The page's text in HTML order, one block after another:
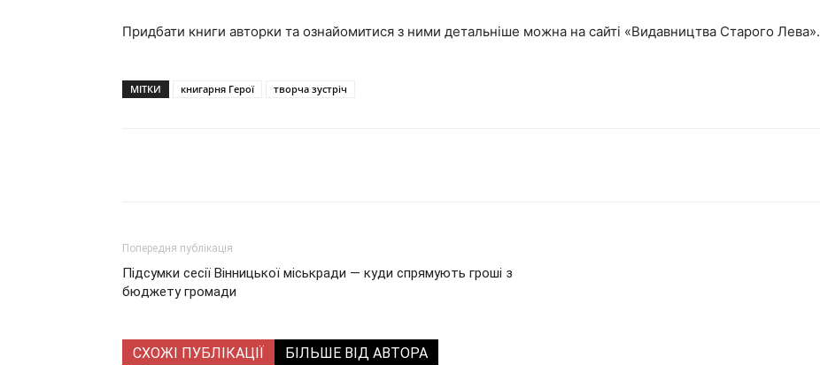
Придбати книги авторки та ознайомитися з ними детальніше можна на сайті «Видавництва Старого Лева».
МІТКИ книгарня Герої творча зустріч
Попередня публікація
Підсумки сесії Вінницької міськради — куди спрямують гроші з
бюджету громади
СХОЖІ ПУБЛІКАЦІЇ БІЛЬШЕ ВІД АВТОРА